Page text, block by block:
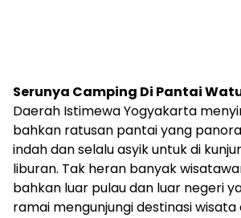
Serunya Camping Di Pantai
Daerah Istimewa Yogyakarta
bahkan ratusan pantai yang
indah dan selalu asyik untuk di
liburan. Tak heran banyak
bahkan luar pulau dan luar negeri
ramai mengunjungi destinasi wisata